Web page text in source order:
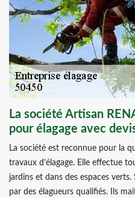
La société Artisan
pour élagage avec
La société est reconnue pour la
travaux d’élagage. Elle effectue
jardins et dans des espaces
par des élagueurs qualifiés. Ils